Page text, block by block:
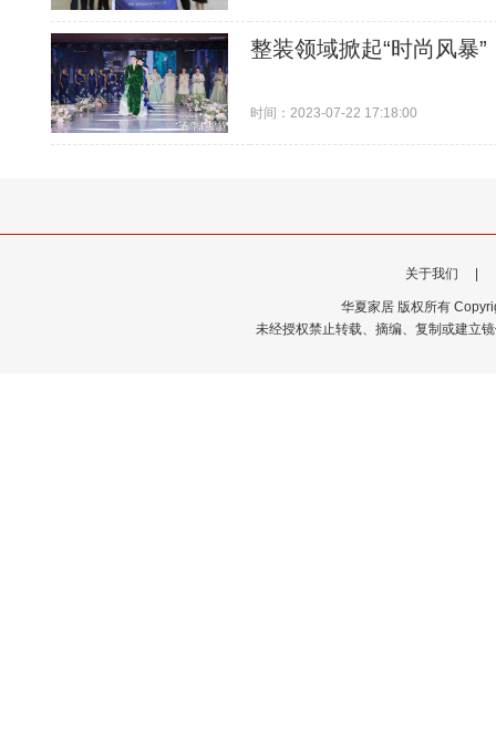
整装领域掀起“时尚风暴
时间：2023-07-22 17:18:00
关于我们
华夏家居 版权所有
未经授权禁止转载、摘编、复制或建立